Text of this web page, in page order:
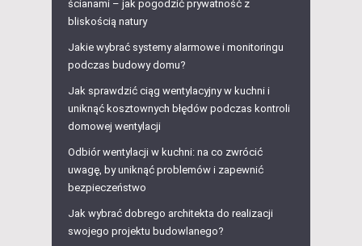
ścianami – jak pogodzić prywatność z
bliskością natury
Jakie wybrać systemy alarmowe i monitoringu
podczas budowy domu?
Jak sprawdzić ciąg wentylacyjny w kuchni i
uniknąć kosztownych błędów podczas kontroli
domowej wentylacji
Odbiór wentylacji w kuchni: na co zwrócić
uwagę, by uniknąć problemów i zapewnić
bezpieczeństwo
Jak wybrać dobrego architekta do realizacji
swojego projektu budowlanego?